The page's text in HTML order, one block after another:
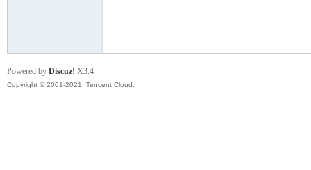
Powered by Discuz! X3.4
Copyright © 2001-2021, Tencent Cloud.